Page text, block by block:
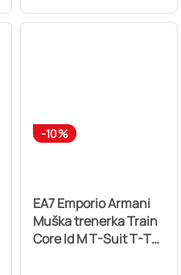
-10%
EA7 Emporio Armani
Muška trenerka Train
Core Id M T-Suit T-Top